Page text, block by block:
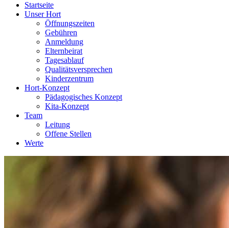
Startseite
Unser Hort
Öffnungszeiten
Gebühren
Anmeldung
Elternbeirat
Tagesablauf
Qualitätsversprechen
Kinderzentrum
Hort-Konzept
Pädagogisches Konzept
Kita-Konzept
Team
Leitung
Offene Stellen
Werte